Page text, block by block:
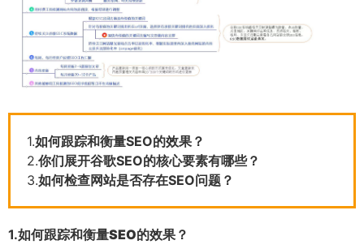
1.如何跟踪和衡量SEO的效果？
2.你们展开谷歌SEO的核心要素有哪些？
3.如何检查网站是否存在SEO问题？
1.如何跟踪和衡量SEO的效果？